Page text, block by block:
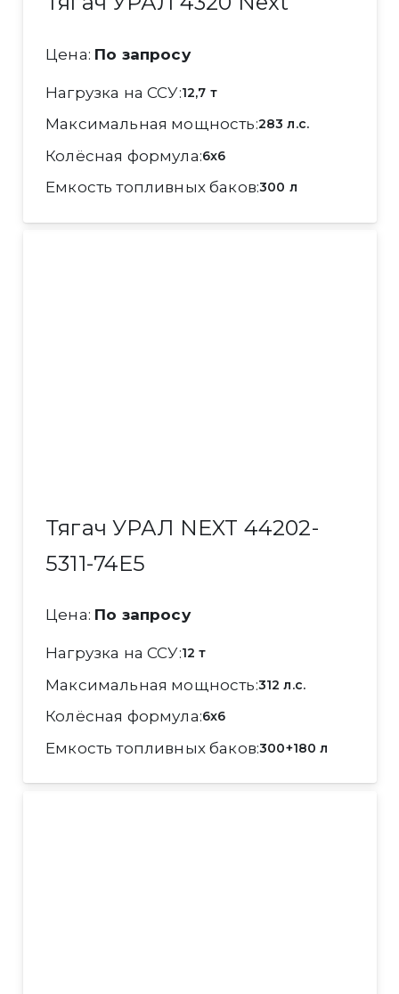
Цена: По запросу
Нагрузка на ССУ 12,7 т
Максимальная мощность 283 л.с.
Колёсная формула 6x6
Емкость топливных баков 300 л
Тягач УРАЛ NEXT 44202-
5311-74Е5
Цена: По запросу
Нагрузка на ССУ 12 т
Максимальная мощность 312 л.с.
Колёсная формула 6x6
Емкость топливных баков 300+180 л